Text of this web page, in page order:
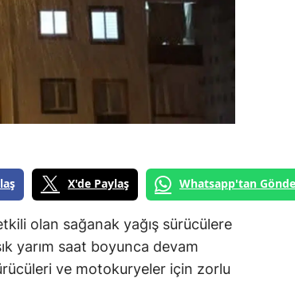
X'de Paylaş Whatsapp'tan
olan sağanak yağış sürücülere
yarım saat boyunca devam
ve motokuryeler için zorlu